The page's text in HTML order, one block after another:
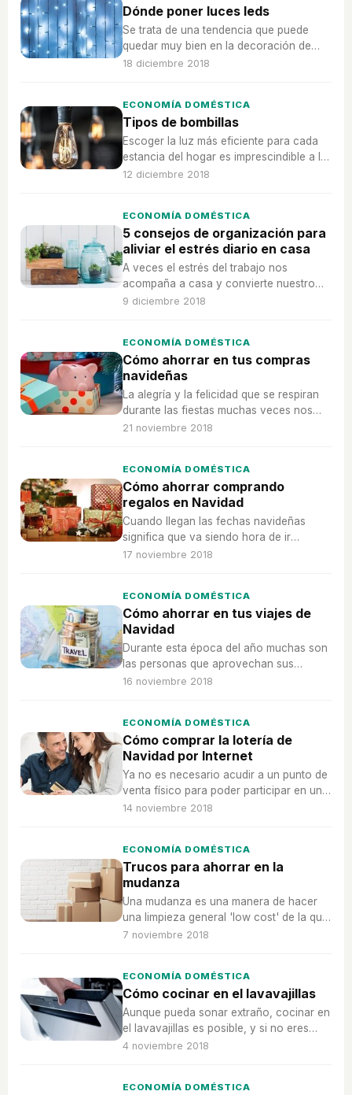
Dónde poner luces leds
Se trata de una tendencia que puede
quedar muy bien en la decoración de
una casa, pero no se pueden instalar en
18 diciembre 2018
ECONOMÍA DOMÉSTICA
Tipos de bombillas
Escoger la luz más eficiente para cada
estancia del hogar es imprescindible a la
hora de ahorrar en la factura de la luz y
12 diciembre 2018
ECONOMÍA DOMÉSTICA
5 consejos de organización para
aliviar el estrés diario en casa
A veces el estrés del trabajo nos
acompaña a casa y convierte nuestro
hogar en un caos en el que ya no
9 diciembre 2018
ECONOMÍA DOMÉSTICA
Cómo ahorrar en tus compras
navideñas
La alegría y la felicidad que se respiran
durante las fiestas muchas veces nos
ciegan y terminamos gastando más de lo
21 noviembre 2018
ECONOMÍA DOMÉSTICA
Cómo ahorrar comprando
regalos en Navidad
Cuando llegan las fechas navideñas
significa que va siendo hora de ir
soltando el dinero. Aquí podrás descubrir
17 noviembre 2018
ECONOMÍA DOMÉSTICA
Cómo ahorrar en tus viajes de
Navidad
Durante esta época del año muchas son
las personas que aprovechan sus
vacaciones para viajar al mejor precio.
16 noviembre 2018
ECONOMÍA DOMÉSTICA
Cómo comprar la lotería de
Navidad por Internet
Ya no es necesario acudir a un punto de
venta físico para poder participar en uno
de los sorteos más esperados del año.
14 noviembre 2018
ECONOMÍA DOMÉSTICA
Trucos para ahorrar en la
mudanza
Una mudanza es una manera de hacer
una limpieza general 'low cost' de la que
inclusive se pude hacer un mercadillo y
7 noviembre 2018
ECONOMÍA DOMÉSTICA
Cómo cocinar en el lavavajillas
Aunque pueda sonar extraño, cocinar en
el lavavajillas es posible, y si no eres
muy buen cocinero podrás sorprender a
4 noviembre 2018
ECONOMÍA DOMÉSTICA